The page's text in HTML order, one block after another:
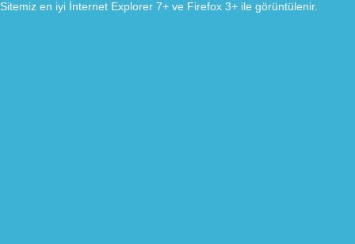
Sitemiz en iyi İnternet Explorer 7+ ve Firefox 3+ ile görüntülenir.